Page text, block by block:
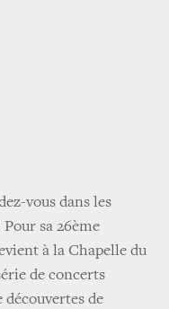
vous dans les
sa 26ème
à la Chapelle du
de concerts
de